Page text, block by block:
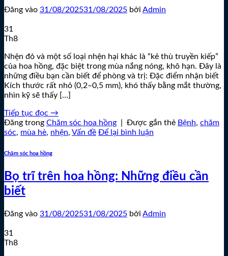
Đăng vào 31/08/202531/08/2025 bởi Admin
31
Th8
Nhện đỏ và một số loại nhện hại khác là “kẻ thù truyền kiếp”
của hoa hồng, đặc biệt trong mùa nắng nóng, khô hạn. Đây là
những điều bạn cần biết để phòng và trị: Đặc điểm nhận biết
Kích thước rất nhỏ (0,2–0,5 mm), khó thấy bằng mắt thường,
nhìn kỹ sẽ thấy […]
Tiếp tục đọc →
Đăng trong Chăm sóc hoa hồng Được gắn thẻ Bệnh, chăm
sóc, mùa hè, nhện, Vấn đề Để lại bình luận
Chăm sóc hoa hồng
Bọ trĩ trên hoa hồng: Những điều cần
biết
Đăng vào 31/08/202531/08/2025 bởi Admin
31
Th8